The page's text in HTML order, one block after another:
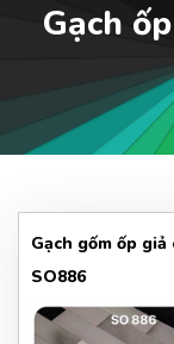
Gạch
Gạch gốm ốp giả
SO886